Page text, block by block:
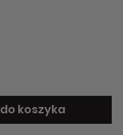
do koszyka